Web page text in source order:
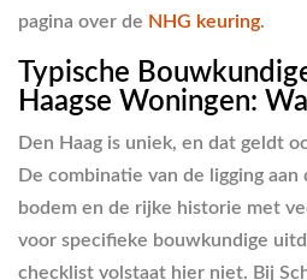
pagina over de NHG keuring.
Typische
Haagse Woningen:
Den Haag is uniek, en dat geldt
De combinatie van de ligging aan
bodem en de rijke historie met
voor specifieke bouwkundige
checklist volstaat hier niet. Bij